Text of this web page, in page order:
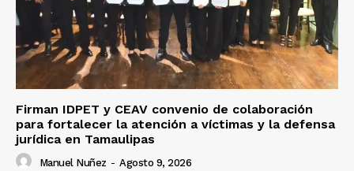
Firman IDPET y CEAV convenio de colaboración
para fortalecer la atención a víctimas y la defensa
jurídica en Tamaulipas
Manuel Nuñez - Agosto 9, 2026